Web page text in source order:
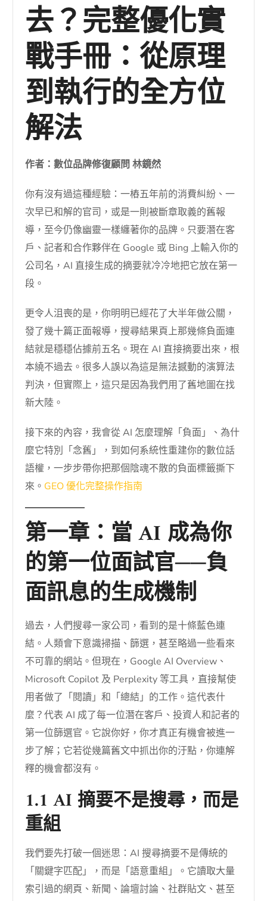
去？完整優化實
戰手冊：從原理
到執行的全方位
解法
作者：數位品牌修復顧問 林鏡然
你有沒有過這種經驗：一樁五年前的消費糾紛、一
次早已和解的官司，或是一則被斷章取義的舊報
導，至今仍像幽靈一樣纏著你的品牌。只要潛在客
戶、記者和合作夥伴在 Google 或 Bing 上輸入你的
公司名，AI 直接生成的摘要就冷冷地把它放在第一
段。
更令人沮喪的是，你明明已經花了大半年做公關，
發了幾十篇正面報導，搜尋結果頁上那幾條負面連
結就是穩穩佔據前五名。現在 AI 直接摘要出來，根
本繞不過去。很多人誤以為這是無法撼動的演算法
判決，但實際上，這只是因為我們用了舊地圖在找
新大陸。
接下來的內容，我會從 AI 怎麼理解「負面」、為什
麼它特別「念舊」，到如何系統性重建你的數位話
語權，一步步帶你把那個陰魂不散的負面標籤撕下
來。 GEO 優化完整操作指南
第一章：當 AI 成為你
的第一位面試官──負
面訊息的生成機制
過去，人們搜尋一家公司，看到的是十條藍色連
結。人類會下意識掃描、篩選，甚至略過一些看來
不可靠的網站。但現在，Google AI Overview、
Microsoft Copilot 及 Perplexity 等工具，直接幫使
用者做了「閱讀」和「總結」的工作。這代表什
麼？代表 AI 成了每一位潛在客戶、投資人和記者的
第一位篩選官。它說你好，你才真正有機會被進一
步了解；它若從幾篇舊文中抓出你的汙點，你連解
釋的機會都沒有。
1.1 AI 摘要不是搜尋，而是
重組
我們要先打破一個迷思：AI 搜尋摘要不是傳統的
「關鍵字匹配」，而是「語意重組」。它讀取大量
索引過的網頁、新聞、論壇討論、社群貼文、甚至